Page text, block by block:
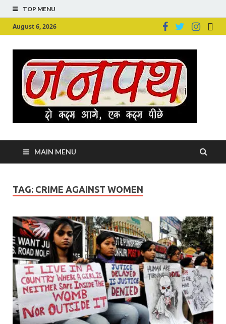
TOP MENU
August 6, 2026
MAIN MENU
TAG: CRIME AGAINST WOMEN